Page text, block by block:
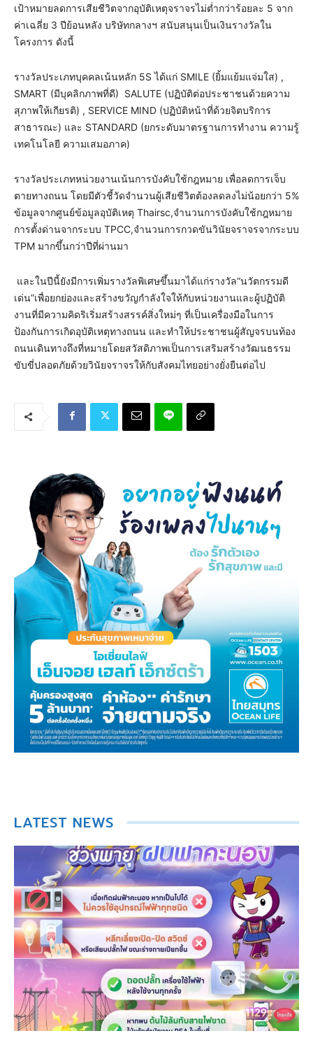
เป้าหมายลดการเสียชีวิตจากอุบัติเหตุจราจรไม่ต่ำกว่าร้อยละ 5 จาก
ค่าเฉลี่ย 3 ปีย้อนหลัง บริษัทกลางฯ สนับสนุนเป็นเงินรางวัลใน
โครงการ ดังนี้
รางวัลประเภทบุคคลเน้นหลัก 5S ได้แก่ SMILE (ยิ้มแย้มแจ่มใส) ,
SMART (มีบุคลิกภาพที่ดี) SALUTE (ปฏิบัติต่อประชาชนด้วยความ
สุภาพให้เกียรติ) , SERVICE MIND (ปฏิบัติหน้าที่ด้วยจิตบริการ
สาธารณะ) และ STANDARD (ยกระดับมาตรฐานการทำงาน ความรู้
เทคโนโลยี ความเสมอภาค)
รางวัลประเภทหน่วยงานเน้นการบังคับใช้กฎหมาย เพื่อลดการเจ็บ
ตายทางถนน โดยมีตัวชี้วัดจำนวนผู้เสียชีวิตต้องลดลงไม่น้อยกว่า 5%
ข้อมูลจากศูนย์ข้อมูลอุบัติเหตุ Thairsc,จำนวนการบังคับใช้กฎหมาย
การตั้งด่านจากระบบ TPCC,จำนวนการกวดขันวินัยจราจรจากระบบ
TPM มากขึ้นกว่าปีที่ผ่านมา
และในปีนี้ยังมีการเพิ่มรางวัลพิเศษขึ้นมาได้แก่รางวัล“นวัตกรรมดี
เด่น”เพื่อยกย่องและสร้างขวัญกำลังใจให้กับหน่วยงานและผู้ปฏิบัติ
งานที่มีความคิดริเริ่มสร้างสรรค์สิ่งใหม่ๆ ที่เป็นเครื่องมือในการ
ป้องกันการเกิดอุบัติเหตุทางถนน และทำให้ประชาชนผู้สัญจรบนท้อง
ถนนเดินทางถึงที่หมายโดยสวัสดิภาพเป็นการเสริมสร้างวัฒนธรรม
ขับขี่ปลอดภัยด้วยวินัยจราจรให้กับสังคมไทยอย่างยั่งยืนต่อไป
LATEST NEWS